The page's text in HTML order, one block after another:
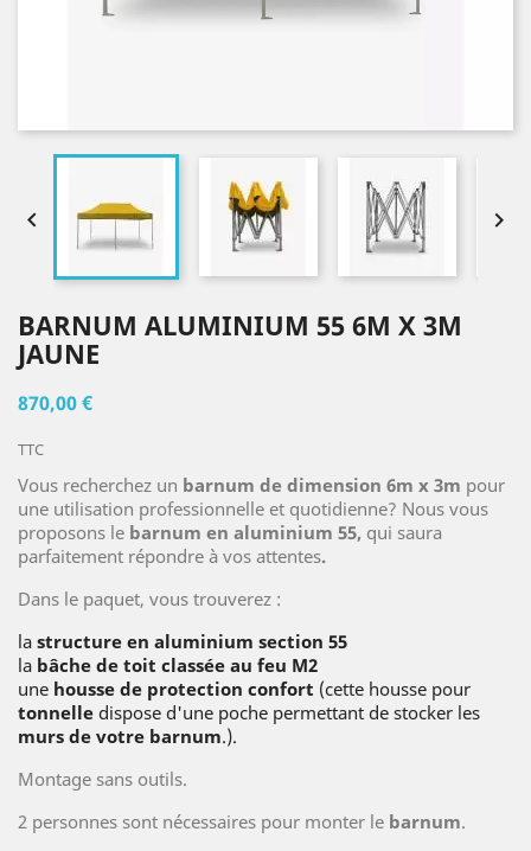
 
BARNUM ALUMINIUM 55 6M X 3M
JAUNE
870,00 €
TTC
Vous recherchez un barnum de dimension 6m x 3m pour
une utilisation professionnelle et quotidienne? Nous vous
proposons le barnum en aluminium 55, qui saura
parfaitement répondre à vos attentes.
Dans le paquet, vous trouverez :
la structure en aluminium section 55
la bâche de toit classée au feu M2
une housse de protection confort (cette housse pour
tonnelle dispose d'une poche permettant de stocker les
murs de votre barnum.).
Montage sans outils.
2 personnes sont nécessaires pour monter le barnum.